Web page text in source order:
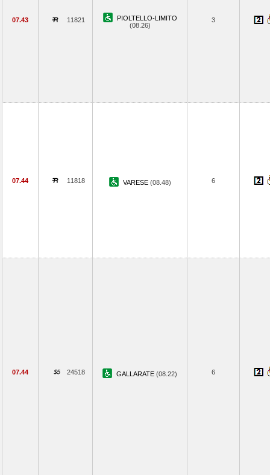
07.43 11821
PIOLTELLO-LIMITO
(08.26)
3
07.44 11818 VARESE (08.48) 6
07.44 24518 GALLARATE (08.22) 6